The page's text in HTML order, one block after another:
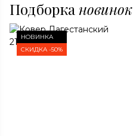
Подборка новинок
НОВИНКА
СКИДКА -50%